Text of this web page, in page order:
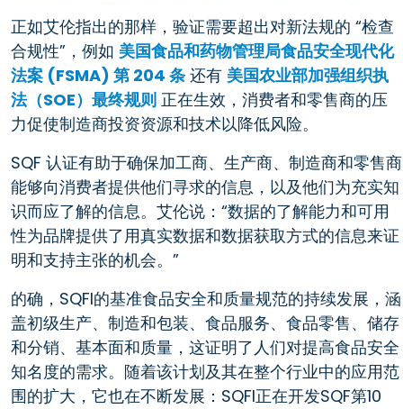
正如艾伦指出的那样，验证需要超出对新法规的 “检查
合规性”，例如 美国食品和药物管理局食品安全现代化
法案 (FSMA) 第 204 条 还有 美国农业部加强组织执
法（SOE）最终规则 正在生效，消费者和零售商的压
力促使制造商投资资源和技术以降低风险。
SQF 认证有助于确保加工商、生产商、制造商和零售商
能够向消费者提供他们寻求的信息，以及他们为充实知
识而应了解的信息。艾伦说：“数据的了解能力和可用
性为品牌提供了用真实数据和数据获取方式的信息来证
明和支持主张的机会。”
的确，SQFI的基准食品安全和质量规范的持续发展，涵
盖初级生产、制造和包装、食品服务、食品零售、储存
和分销、基本面和质量，这证明了人们对提高食品安全
知名度的需求。随着该计划及其在整个行业中的应用范
围的扩大，它也在不断发展：SQFI正在开发SQF第10